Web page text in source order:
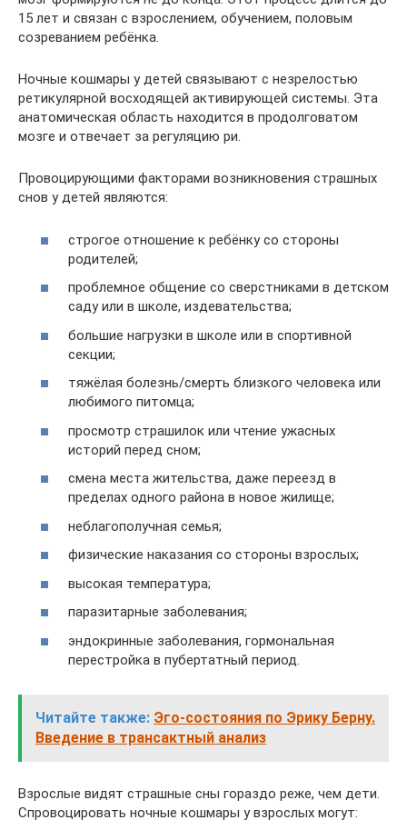
15 лет и связан с взрослением, обучением, половым
созреванием ребёнка.
Ночные кошмары у детей связывают с незрелостью
ретикулярной восходящей активирующей системы. Эта
анатомическая область находится в продолговатом
мозге и отвечает за регуляцию ри.
Провоцирующими факторами возникновения страшных
снов у детей являются:
строгое отношение к ребёнку со стороны
родителей;
проблемное общение со сверстниками в детском
саду или в школе, издевательства;
большие нагрузки в школе или в спортивной
секции;
тяжёлая болезнь/смерть близкого человека или
любимого питомца;
просмотр страшилок или чтение ужасных
историй перед сном;
смена места жительства, даже переезд в
пределах одного района в новое жилище;
неблагополучная семья;
физические наказания со стороны взрослых;
высокая температура;
паразитарные заболевания;
эндокринные заболевания, гормональная
перестройка в пубертатный период.
Читайте также: Эго-состояния по Эрику Берну.
Введение в трансактный анализ
Взрослые видят страшные сны гораздо реже, чем дети.
Спровоцировать ночные кошмары у взрослых могут: